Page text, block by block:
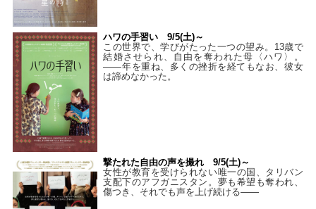
ハワの手習い 9/5(土)～
この世界で、学びがたった一つの望み。13歳で
結婚させられ、自由を奪われた母〈ハワ〉。
——年を重ね、多くの挫折を経てもなお、彼女
は諦めなかった。
撃たれた自由の声を撮れ 9/5(土)～
女性が教育を受けられない唯一の国、タリバン
支配下のアフガニスタン。夢も希望も奪われ、
傷つき、それでも声を上げ続ける——